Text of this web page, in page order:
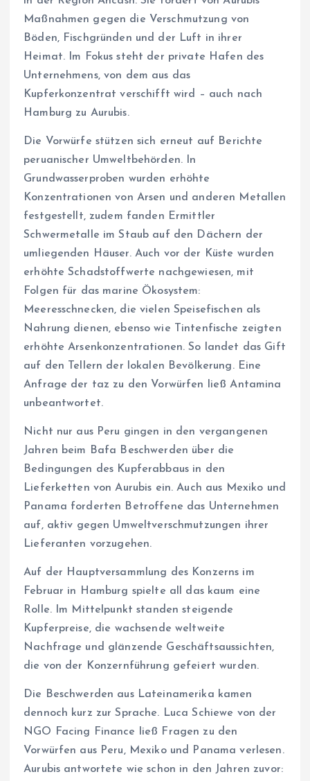
Maßnahmen gegen die Verschmutzung von
Böden, Fischgründen und der Luft in ihrer
Heimat. Im Fokus steht der private Hafen des
Unternehmens, von dem aus das
Kupferkonzentrat verschifft wird – auch nach
Hamburg zu Aurubis.
Die Vorwürfe stützen sich erneut auf Berichte
peruanischer Umweltbehörden. In
Grundwasserproben wurden erhöhte
Konzentrationen von Arsen und anderen Metallen
festgestellt, zudem fanden Ermittler
Schwermetalle im Staub auf den Dächern der
umliegenden Häuser. Auch vor der Küste wurden
erhöhte Schadstoffwerte nachgewiesen, mit
Folgen für das marine Ökosystem:
Meeresschnecken, die vielen Speisefischen als
Nahrung dienen, ebenso wie Tintenfische zeigten
erhöhte Arsenkonzentrationen. So landet das Gift
auf den Tellern der lokalen Bevölkerung. Eine
Anfrage der taz zu den Vorwürfen ließ Antamina
unbeantwortet.
Nicht nur aus Peru gingen in den vergangenen
Jahren beim Bafa Beschwerden über die
Bedingungen des Kupferabbaus in den
Lieferketten von Aurubis ein. Auch aus Mexiko und
Panama forderten Betroffene das Unternehmen
auf, aktiv gegen Umweltverschmutzungen ihrer
Lieferanten vorzugehen.
Auf der Hauptversammlung des Konzerns im
Februar in Hamburg spielte all das kaum eine
Rolle. Im Mittelpunkt standen steigende
Kupferpreise, die wachsende weltweite
Nachfrage und glänzende Geschäftsaussichten,
die von der Konzernführung gefeiert wurden.
Die Beschwerden aus Lateinamerika kamen
dennoch kurz zur Sprache. Luca Schiewe von der
NGO Facing Finance ließ Fragen zu den
Vorwürfen aus Peru, Mexiko und Panama verlesen.
Aurubis antwortete wie schon in den Jahren zuvor: